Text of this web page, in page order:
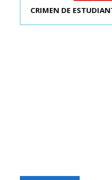
FIESTA EN EL
CRIMEN DE